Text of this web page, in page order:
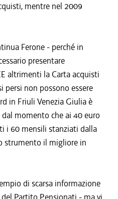
mentre nel 2009
Ferone - perché in
presentare
altrimenti la Carta acquisti
persi non possono essere
in Friuli Venezia Giulia è
momento che ai 40 euro
i 60 mensili stanziati dalla
strumento il migliore in
di scarsa informazione